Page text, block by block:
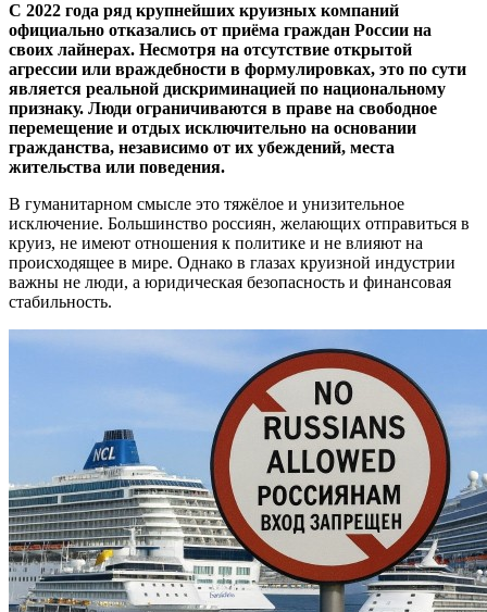
С 2022 года ряд крупнейших круизных компаний
официально отказались от приёма граждан России на
своих лайнерах. Несмотря на отсутствие открытой
агрессии или враждебности в формулировках, это по сути
является реальной дискриминацией по национальному
признаку. Люди ограничиваются в праве на свободное
перемещение и отдых исключительно на основании
гражданства, независимо от их убеждений, места
жительства или поведения.
В гуманитарном смысле это тяжёлое и унизительное
исключение. Большинство россиян, желающих отправиться в
круиз, не имеют отношения к политике и не влияют на
происходящее в мире. Однако в глазах круизной индустрии
важны не люди, а юридическая безопасность и финансовая
стабильность.